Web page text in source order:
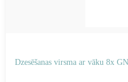
Dzesēšanas virsma ar vāku 8x